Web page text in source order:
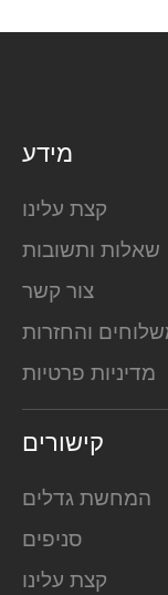
מידע
קצת עלינו
שאלות ותשובות
צור קשר
והחזרות
מדיניות פרטיות
קישורים
המחשת גדלים
סניפים
קצת עלינו